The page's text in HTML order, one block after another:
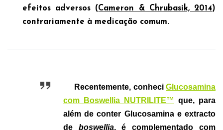
efeitos adversos (Cameron & Chrubasik, 2014)
contrariamente à medicação comum.
Recentemente, conheci Glucosamina
com Boswellia NUTRILITE™ que, para
além de conter Glucosamina e extracto
de boswellia, é complementado com